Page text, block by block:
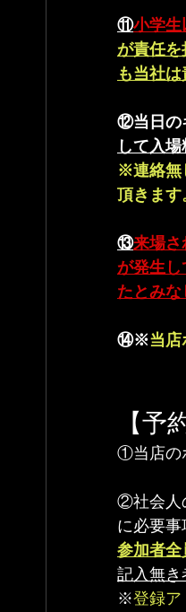
⑪小学生
が責任を
も当社
⑫当日の
して入
※連絡無
頂きます
⑬来場さ
が発生し
たとみな
⑭※当店
【
【予
①当店の
②社会人
に必要
参加者全
記入無き
※登録ア